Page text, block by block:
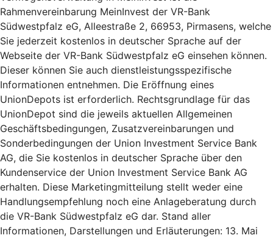
Rahmenvereinbarung MeinInvest der VR-Bank
Südwestpfalz eG, Alleestraße 2, 66953, Pirmasens, welche
Sie jederzeit kostenlos in deutscher Sprache auf der
Webseite der VR-Bank Südwestpfalz eG einsehen können.
Dieser können Sie auch dienstleistungsspezifische
Informationen entnehmen. Die Eröffnung eines
UnionDepots ist erforderlich. Rechtsgrundlage für das
UnionDepot sind die jeweils aktuellen Allgemeinen
Geschäftsbedingungen, Zusatzvereinbarungen und
Sonderbedingungen der Union Investment Service Bank
AG, die Sie kostenlos in deutscher Sprache über den
Kundenservice der Union Investment Service Bank AG
erhalten. Diese Marketingmitteilung stellt weder eine
Handlungsempfehlung noch eine Anlageberatung durch
die VR-Bank Südwestpfalz eG dar. Stand aller
Informationen, Darstellungen und Erläuterungen: 13. Mai